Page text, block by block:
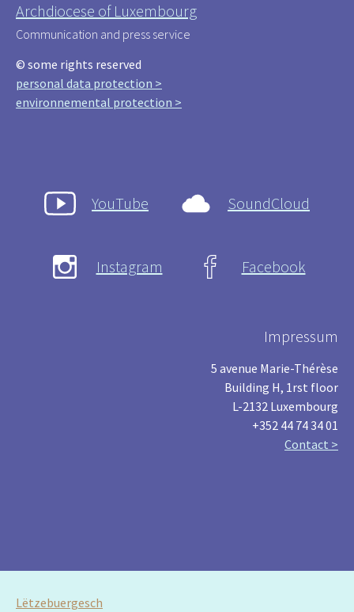
Archdiocese of Luxembourg
Communication and press service
© some rights reserved
personal data protection >
environnemental protection >
YouTube SoundCloud
Instagram Facebook
Impressum
5 avenue Marie-Thérèse
Building H, 1rst floor
L-2132 Luxembourg
+352 44 74 34 01
Contact >
Lëtzebuergesch